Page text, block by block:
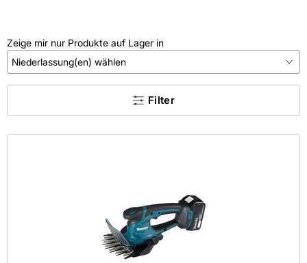
Zeige mir nur Produkte auf Lager in
Niederlassung(en) wählen
×
Kein Treffer gefunden.
Filter